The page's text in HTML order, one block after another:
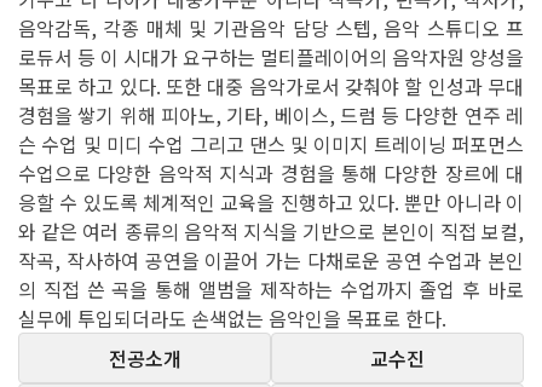
음악감독, 각종 매체 및 기관음악 담당 스텝, 음악 스튜디오 프
로듀서 등 이 시대가 요구하는 멀티플레이어의 음악자원 양성을
목표로 하고 있다. 또한 대중 음악가로서 갖춰야 할 인성과 무대
경험을 쌓기 위해 피아노, 기타, 베이스, 드럼 등 다양한 연주 레
슨 수업 및 미디 수업 그리고 댄스 및 이미지 트레이닝 퍼포먼스
수업으로 다양한 음악적 지식과 경험을 통해 다양한 장르에 대
응할 수 있도록 체계적인 교육을 진행하고 있다. 뿐만 아니라 이
와 같은 여러 종류의 음악적 지식을 기반으로 본인이 직접 보컬,
작곡, 작사하여 공연을 이끌어 가는 다채로운 공연 수업과 본인
의 직접 쓴 곡을 통해 앨범을 제작하는 수업까지 졸업 후 바로
실무에 투입되더라도 손색없는 음악인을 목표로 한다.
전공소개
교수진